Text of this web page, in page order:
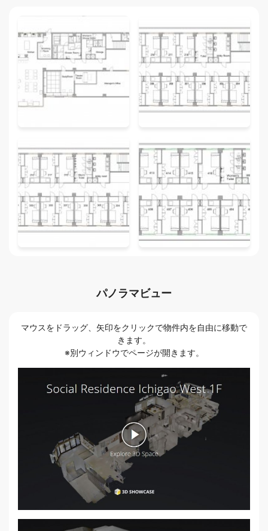
パノラマビュー
マウスをドラッグ、矢印をクリックで物件内を自由に移動で
きます。
※別ウィンドウでページが開きます。